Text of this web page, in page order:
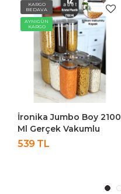
KARGO
BEDAVA
AYNIGÜN
KARGO
İronika Jumbo Boy 2100
Ml Gerçek Vakumlu
Silikon Kapaklı Kristal
539 TL